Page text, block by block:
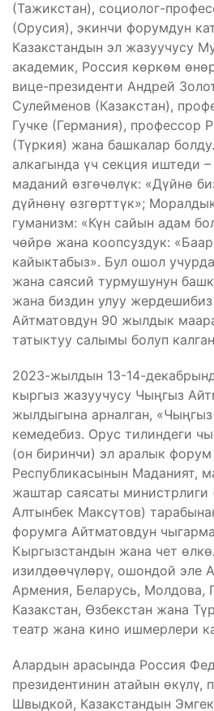
(Тажикстан), социолог-
(Орусия), экинчи форумдун
Казакстандын эл жазуучусу
академик, Россия көркөм
вице-президенти Андрей
Сулейменов (Казакстан),
Гучке (Германия), профессор
(Түркия) жана башкалар
алкагында үч секция иштеди
маданий өзгөчөлүк: «Дүйнө
дүйнөнү өзгөрттүк»;
гуманизм: «Күн сайын адам
чөйрө жана коопсуздук:
кайыктабыз». Бул ошол
жана саясий турмушунун
жана биздин улуу
Айтматовдун 90 жылдык
татыктуу салымы болуп
2023-жылдын 13-14-
кыргыз жазуучусу Чыңгыз
жылдыгына арналган,
кемедебиз. Орус тилиндеги
(он биринчи) эл аралык
Республикасынын Маданият,
жаштар саясаты министрлиги
Алтынбек Максүтов)
форумга Айтматовдун
Кыргызстандын жана чет
изилдөөчүлөрү, ошондой эле
Армения, Беларусь, Молдова,
Казакстан, Өзбекстан жана
театр жана кино ишмерлери
Алардын арасында Россия
президентинин атайын өкүлү,
Швыдкой, Казакстандын